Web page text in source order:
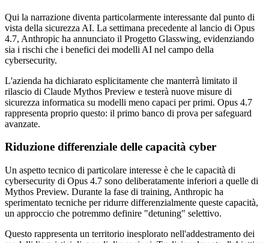
Qui la narrazione diventa particolarmente interessante dal punto di
vista della sicurezza AI. La settimana precedente al lancio di Opus
4.7, Anthropic ha annunciato il Progetto Glasswing, evidenziando
sia i rischi che i benefici dei modelli AI nel campo della
cybersecurity.
L'azienda ha dichiarato esplicitamente che manterrà limitato il
rilascio di Claude Mythos Preview e testerà nuove misure di
sicurezza informatica su modelli meno capaci per primi. Opus 4.7
rappresenta proprio questo: il primo banco di prova per safeguard
avanzate.
Riduzione differenziale delle capacità cyber
Un aspetto tecnico di particolare interesse è che le capacità di
cybersecurity di Opus 4.7 sono deliberatamente inferiori a quelle di
Mythos Preview. Durante la fase di training, Anthropic ha
sperimentato tecniche per ridurre differenzialmente queste capacità,
un approccio che potremmo definire "detuning" selettivo.
Questo rappresenta un territorio inesplorato nell'addestramento dei